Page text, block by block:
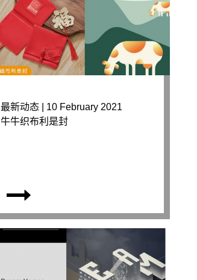
最新动态 | 10 February 2021
牛牛织布利是封